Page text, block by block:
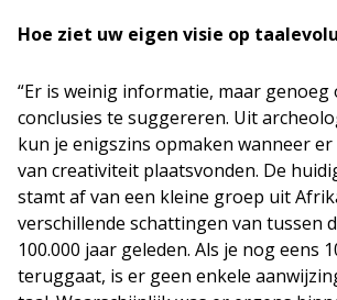
Hoe ziet uw eigen visie op
“Er is weinig informatie, maar genoeg
conclusies te suggereren. Uit
kun je enigszins opmaken wanneer
van creativiteit plaatsvonden. De
stamt af van een kleine groep uit
verschillende schattingen van tussen
100.000 jaar geleden. Als je nog eens
teruggaat, is er geen enkele